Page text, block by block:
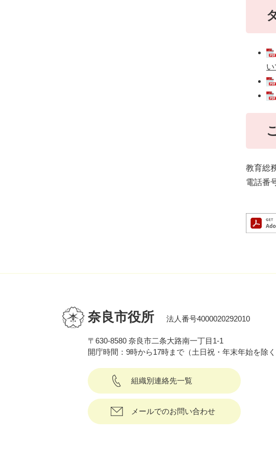
教育総
電話番
奈良市役所 法人番号4000020292010
〒630-8580 奈良市二条大路南一丁目1-1
開庁時間：9時から17時まで（土日祝・年末年始を除く
組織別連絡先一覧
メールでのお問い合わせ